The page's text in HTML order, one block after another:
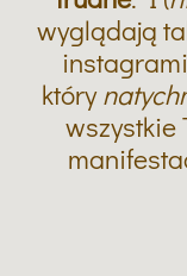
wyglądają
który
wszystkie